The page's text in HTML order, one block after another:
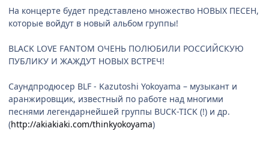
На концерте будет представлено множество НОВЫХ ПЕСЕН,
которые войдут в новый альбом группы!
BLACK LOVE FANTOM ОЧЕНЬ ПОЛЮБИЛИ РОССИЙСКУЮ
ПУБЛИКУ И ЖАЖДУТ НОВЫХ ВСТРЕЧ!
Саундпродюсер BLF - Kazutoshi Yokoyama – музыкант и
аранжировщик, известный по работе над многими
песнями легендарнейшей группы BUCK-TICK (!) и др.
(http://akiakiaki.com/thinkyokoyama)